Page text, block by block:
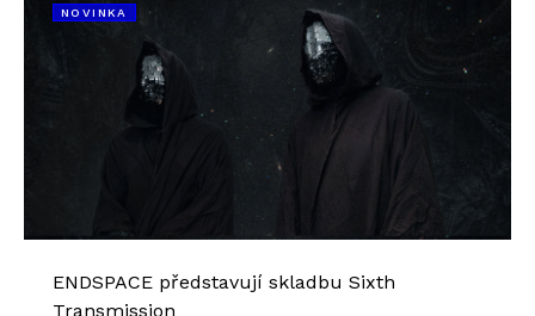
NOVINKA
ENDSPACE představují skladbu Sixth
Transmission